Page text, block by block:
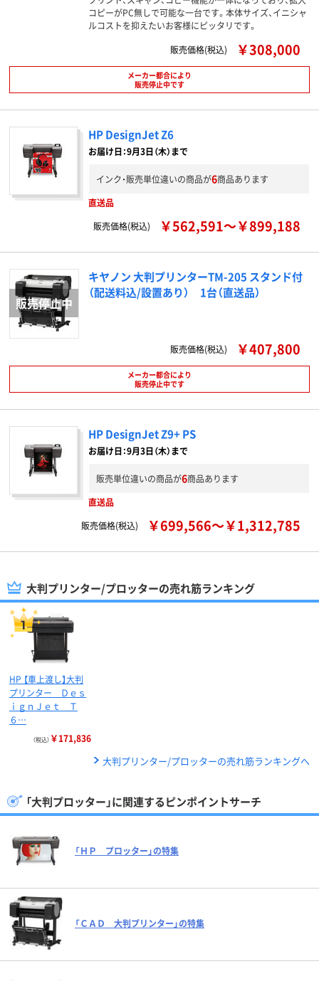
コピーがPC無しで可能な一台です。本体サイズ、イニシャ
ルコストを抑えたいお客様にピッタリです。
販売価格(税込)
￥308,000
メーカー都合により
販売停止中です
HP DesignJet Z6
お届け日：9月3日（木）まで
インク・販売単位違いの商品が6商品あります
直送品
販売価格(税込)
￥562,591～￥899,188
キヤノン 大判プリンターTM-205 スタンド付
（配送料込/設置あり） 1台（直送品）
販売価格(税込) ￥407,800
メーカー都合により
販売停止中です
HP DesignJet Z9+ PS
お届け日：9月3日（木）まで
販売単位違いの商品が6商品あります
直送品
販売価格(税込)
￥699,566～￥1,312,785
大判プリンター/プロッターの売れ筋ランキング
HP 【車上渡し】大判
プリンター Ｄｅｓ
ｉｇｎＪｅｔ Ｔ
６…
（税込） ￥171,836
大判プリンター/プロッターの売れ筋ランキングへ
「大判プロッター」に関連するピンポイントサーチ
「ＨＰ プロッター」の特集
「ＣＡＤ 大判プリンター」の特集